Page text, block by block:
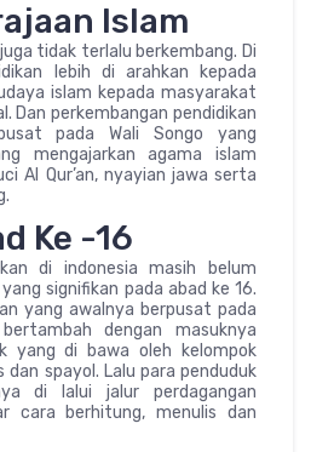
Islam
tidak terlalu berkembang. Di
lebih di arahkan kepada
islam kepada masyarakat
Dan perkembangan pendidikan
pada Wali Songo yang
mengajarkan agama islam
Al Qur’an, nyayian jawa serta
Ke -16
di indonesia masih belum
signifikan pada abad ke 16.
yang awalnya berpusat pada
dengan masuknya
yang di bawa oleh kelompok
spayol. Lalu para penduduk
di lalui jalur perdagangan
cara berhitung, menulis dan